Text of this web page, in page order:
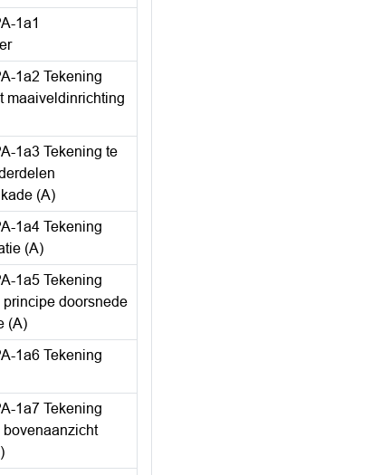
1a1
1a2 Tekening
maaiveldinrichting
1a3 Tekening te
(A)
1a4 Tekening
(A)
1a5 Tekening
doorsnede
(A)
1a6 Tekening
1a7 Tekening